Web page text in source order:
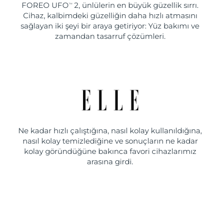
FOREO UFO TM
2, ünlülerin en büyük güzellik sırrı.
Cihaz, kalbimdeki güzelliğin daha hızlı atmasını
sağlayan iki şeyi bir araya getiriyor: Yüz bakımı ve
zamandan tasarruf çözümleri.
Ne kadar hızlı çalıştığına, nasıl kolay kullanıldığına,
nasıl kolay temizlediğine ve sonuçların ne kadar
kolay göründüğüne bakınca favori cihazlarımız
arasına girdi.